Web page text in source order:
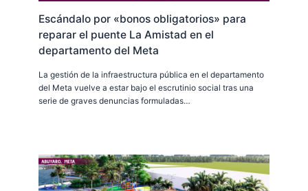
Escándalo por «bonos obligatorios» para
reparar el puente La Amistad en el
departamento del Meta
La gestión de la infraestructura pública en el departamento
del Meta vuelve a estar bajo el escrutinio social tras una
serie de graves denuncias formuladas…